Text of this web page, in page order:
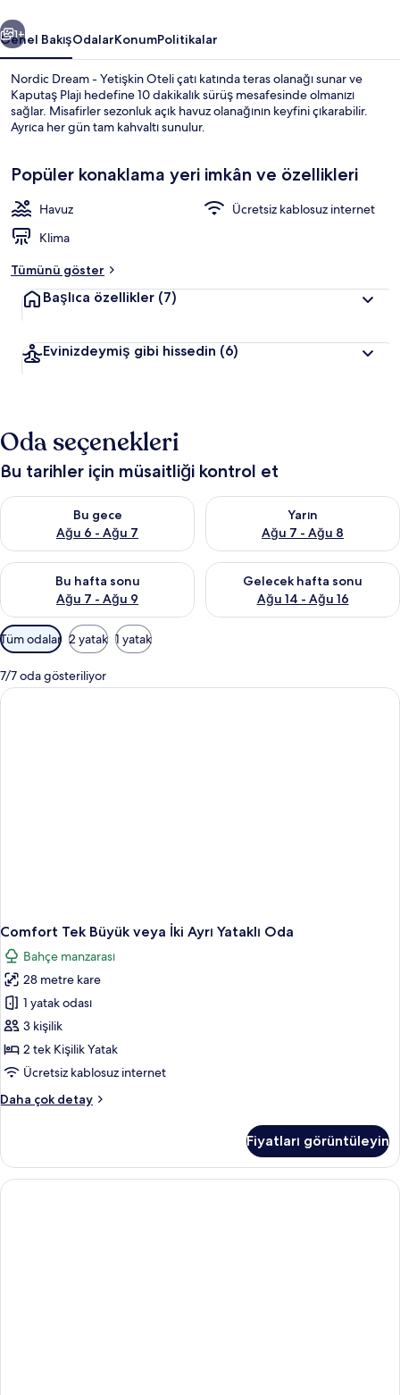
Sonraki
1+
Genel BakışOdalarKonumPolitikalar
Nordic Dream - Yetişkin Oteli çatı katında teras olanağı sunar ve
Kaputaş Plajı hedefine 10 dakikalık sürüş mesafesinde olmanızı
sağlar. Misafirler sezonluk açık havuz olanağının keyfini çıkarabilir.
Ayrıca her gün tam kahvaltı sunulur.
Popüler konaklama yeri imkân ve özellikleri
Havuz
Ücretsiz kablosuz internet
Klima
Tümünü göster
Başlıca özellikler (7)
Evinizdeymiş gibi hissedin (6)
Oda seçenekleri
Bu tarihler için müsaitliği kontrol et
Bu gece
Ağu 6 - Ağu 7
Bu gece için müsaitliği kontrol et Ağu 6 - Ağu 7
Yarın
Ağu 7 - Ağu 8
Yarın için müsaitliği kontrol
Bu hafta sonu
Ağu 7 - Ağu 9
Bu hafta sonu için müsaitliği kontrol et Ağu 7 - Ağu 9
Gelecek hafta sonu
Ağu 14 - Ağu 16
Önümüzdeki hafta sonu için
Odalar
için
mevcut
filtreler
Tüm odalar 2 yatak 1 yatak
7/7 oda gösteriliyor
Comfort Tek Büyük veya İki Ayrı Yataklı Oda
Bahçe manzarası
28 metre kare
1 yatak odası
3 kişilik
2 tek Kişilik Yatak
Ücretsiz kablosuz internet
Daha çok detay
Comfort
İki
Ayrı
Yataklı
Fiyatları görüntüleyin